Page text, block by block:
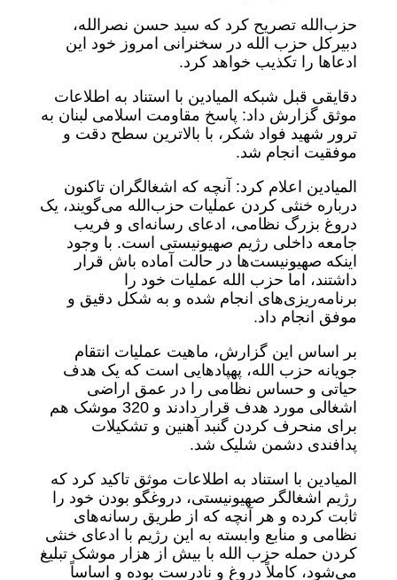
حزب‌الله تصریح کرد که سید حسن نصرالله،
دبیرکل حزب الله در سخنرانی امروز خود این
ادعاها را تکذیب خواهد کرد.
دقایقی قبل شبکه المیادین با استناد به اطلاعات
موثق گزارش داد: پاسخ مقاومت اسلامی لبنان به
ترور شهید فواد شکر، با بالاترین سطح دقت و
موفقیت انجام شد.
المیادین اعلام کرد: آنچه که اشغالگران تاکنون
درباره خنثی کردن عملیات حزب‌الله می‌گویند، یک
دروغ بزرگ نظامی، ادعای رسانه‌ای و فریب
جامعه داخلی رژیم صهیونیستی است. با وجود
اینکه صهیونیست‌ها در حالت آماده باش قرار
داشتند، اما حزب الله عملیات خود را
برنامه‌ریزی‌های انجام شده و به شکل دقیق و
موفق انجام داد.
بر اساس این گزارش، ماهیت عملیات انتقام
جویانه حزب الله، پهپادهایی است که یک هدف
حیاتی و حساس نظامی را در عمق اراضی
اشغالی مورد هدف قرار دادند و 320 موشک هم
برای منحرف کردن گنبد آهنین و تشکیلات
پدافندی دشمن شلیک شد.
المیادین با استناد به اطلاعات موثق تاکید کرد که
رژیم اشغالگر صهیونیستی، دروغگو بودن خود را
ثابت کرده و هر آنچه که از طریق رسانه‌های
نظامی و منابع وابسته به این رژیم با ادعای خنثی
کردن حمله حزب الله با بیش از هزار موشک تبلیغ
می‌شود، کاملاً دروغ و نادرست بوده و اساساً